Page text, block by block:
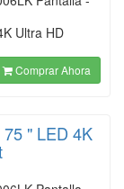
Ultra HD
Comprar Ahora
" LED 4K